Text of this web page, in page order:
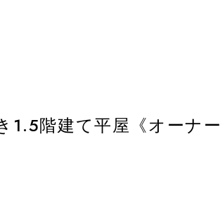
1.5階建て平屋《オーナー